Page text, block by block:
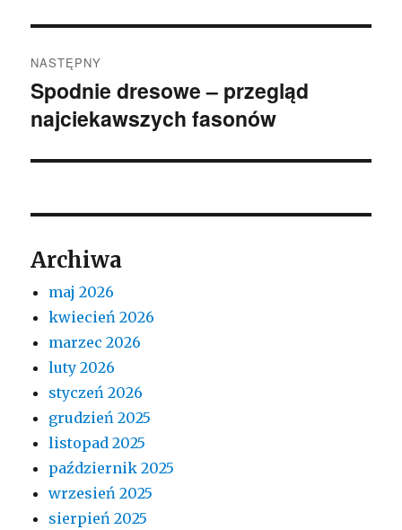
NASTĘPNY
Następny
wpis:
Spodnie dresowe – przegląd
najciekawszych fasonów
Archiwa
maj 2026
kwiecień 2026
marzec 2026
luty 2026
styczeń 2026
grudzień 2025
listopad 2025
październik 2025
wrzesień 2025
sierpień 2025